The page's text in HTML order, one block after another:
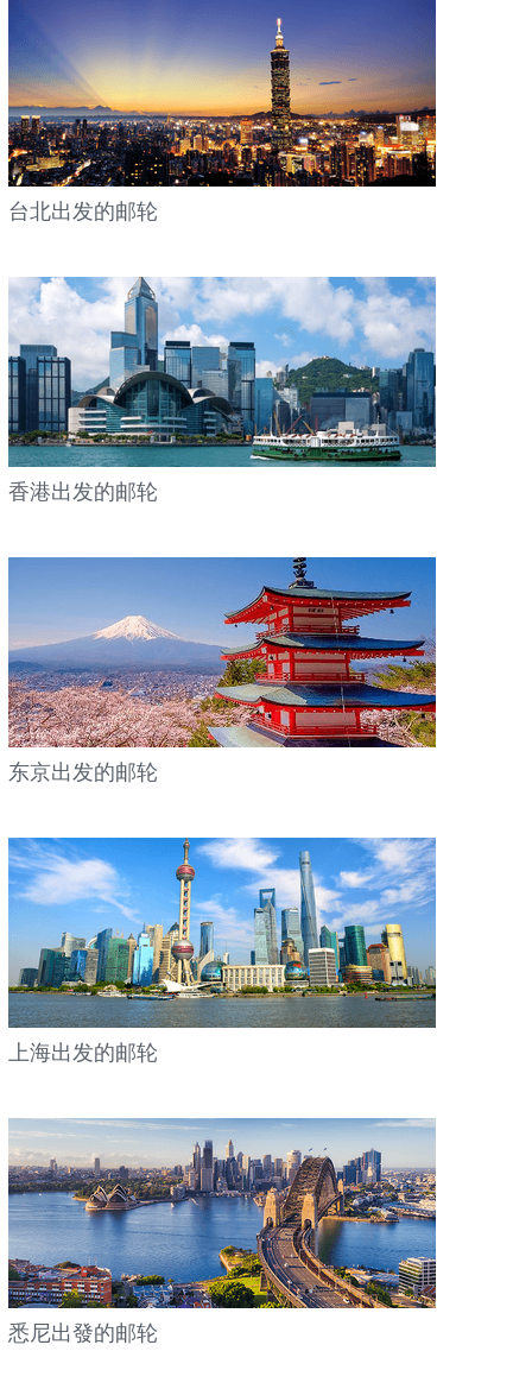
台北出发的邮轮
香港出发的邮轮
东京出发的邮轮
上海出发的邮轮
悉尼出發的邮轮